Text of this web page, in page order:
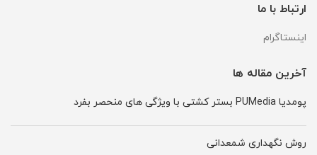
ارتباط با ما
اینستاگرام
آخرین مقاله ها
پومدیا PUMedia بستر کشتی با ویژگی های منحصر بفرد
روش نگهداری شمعدانی